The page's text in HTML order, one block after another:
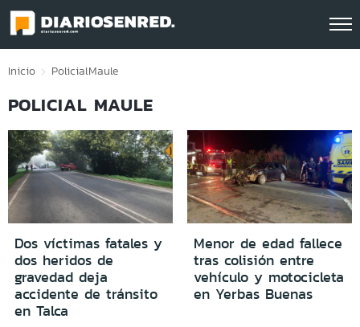
Click acá para ir directamente al contenido
Inicio PolicialMaule
POLICIAL MAULE
Dos víctimas fatales y
dos heridos de
gravedad deja
accidente de tránsito
en Talca
Menor de edad fallece
tras colisión entre
vehículo y motocicleta
en Yerbas Buenas